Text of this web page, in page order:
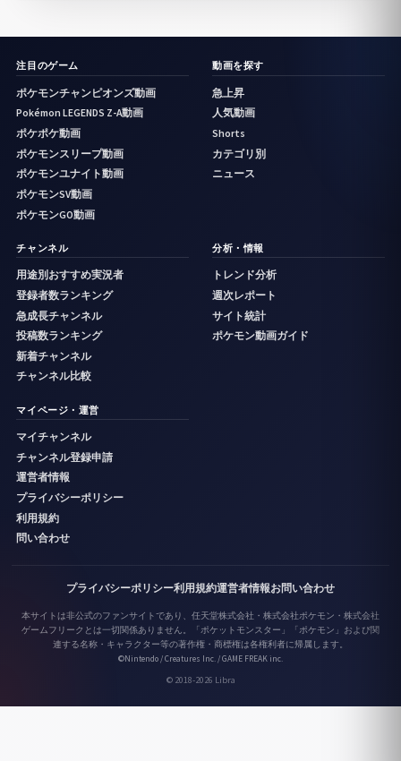
注目のゲーム
ポケモンチャンピオンズ動画
Pokémon LEGENDS Z-A動画
ポケポケ動画
ポケモンスリープ動画
ポケモンユナイト動画
ポケモンSV動画
ポケモンGO動画
動画を探す
急上昇
人気動画
Shorts
カテゴリ別
ニュース
チャンネル
用途別おすすめ実況者
登録者数ランキング
急成長チャンネル
投稿数ランキング
新着チャンネル
チャンネル比較
分析・情報
トレンド分析
週次レポート
サイト統計
ポケモン動画ガイド
マイページ・運営
マイチャンネル
チャンネル登録申請
運営者情報
プライバシーポリシー
利用規約
問い合わせ
プライバシーポリシー利用規約運営者情報お問い合わせ
本サイトは非公式のファンサイトであり、任天堂株式会社・株式会社ポケモン・株式会社
ゲームフリークとは一切関係ありません。「ポケットモンスター」「ポケモン」および関
連する名称・キャラクター等の著作権・商標権は各権利者に帰属します。
©Nintendo / Creatures Inc. / GAME FREAK inc.
© 2018-2026 Libra